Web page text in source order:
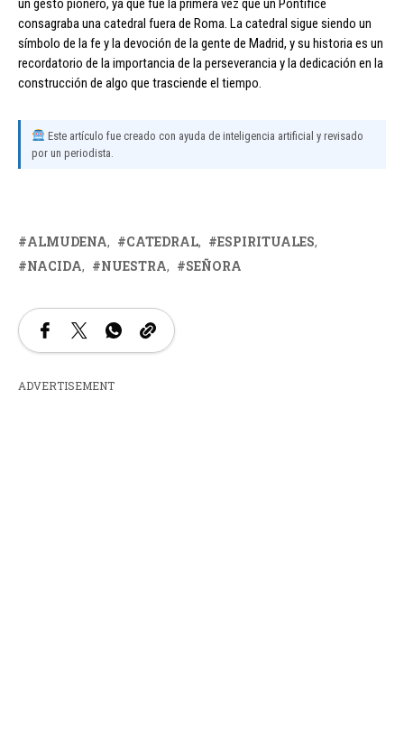
un gesto pionero, ya que fue la primera vez que un Pontífice
consagraba una catedral fuera de Roma. La catedral sigue siendo un
símbolo de la fe y la devoción de la gente de Madrid, y su historia es un
recordatorio de la importancia de la perseverancia y la dedicación en la
construcción de algo que trasciende el tiempo.
Este artículo fue creado con ayuda de inteligencia artificial y revisado
por un periodista.
ALMUDENA CATEDRAL
ESPIRITUALES
NACIDA
NUESTRA SEÑORA
ADVERTISEMENT